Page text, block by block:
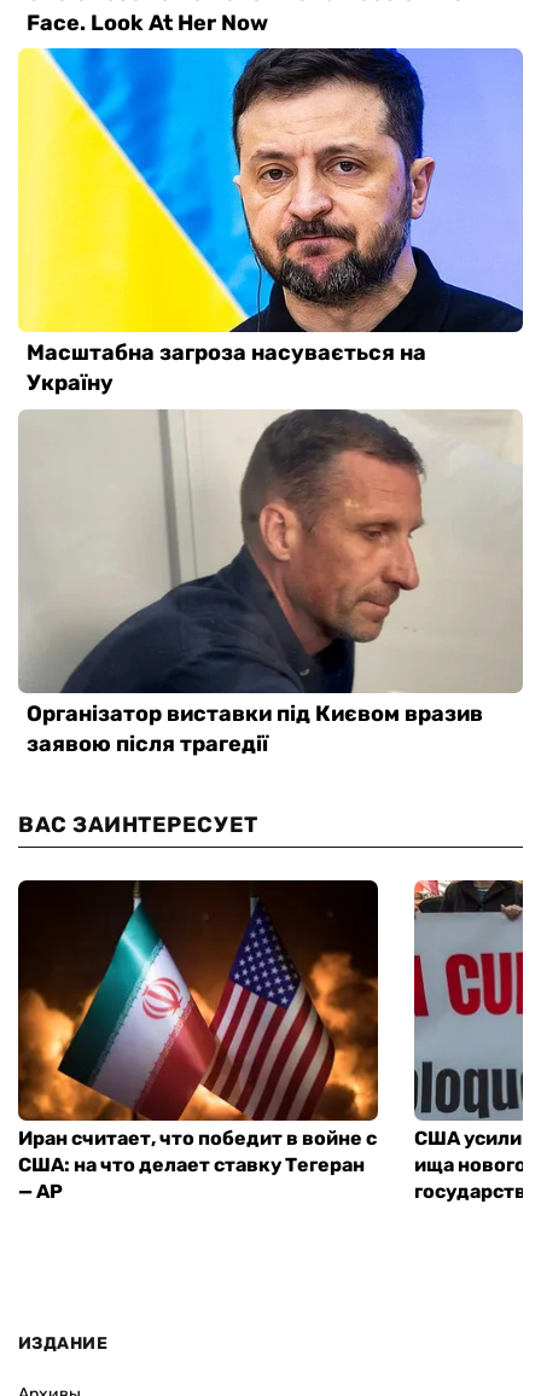
ВАС ЗАИНТЕРЕСУЕТ
Иран считает, что победит в войне с
США: на что делает ставку Тегеран
— AP
США
ища нового
ИЗДАНИЕ